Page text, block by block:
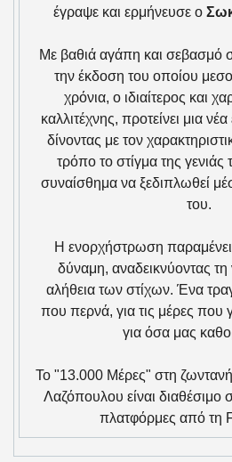
έγραψε και ερμήνευσε ο
Με βαθιά αγάπη και
την έκδοση του οποίου
χρόνια, ο ιδιαίτερος και
καλλιτέχνης, προτείνει μια
δίνοντας με τον
τρόπο το στίγμα της
συναίσθημα να ξεδιπλωθεί
του.
Η ενορχήστρωση παραμένει
δύναμη, αναδεικνύοντας τη
αλήθεια των στίχων. Ένα
που περνά, για τις μέρες που
για όσα μας
Το "13.000 Μέρες" στη
Λαζόπουλου είναι διαθέσιμο
πλατφόρμες από τη